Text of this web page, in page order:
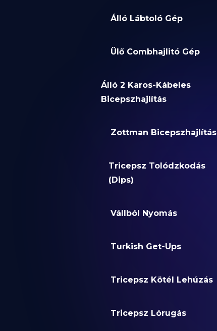
Álló Lábtoló Gép
Ülő Combhajlitó Gép
Álló 2 Karos-Kábeles
Bicepszhajlítás
Zottman Bicepszhajlítás
Tricepsz Tolódzkodás
(Dips)
Vállból Nyomás
Turkish Get-Ups
Tricepsz Kötél Lehúzás
Tricepsz Lórugás